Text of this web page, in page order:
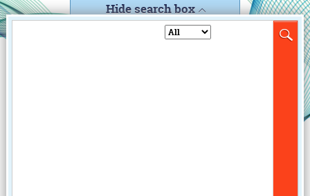
Hide search box